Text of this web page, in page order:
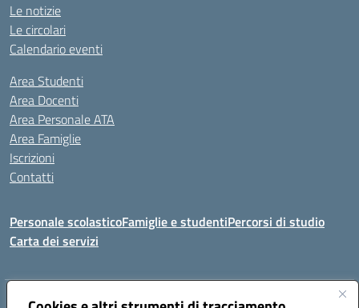
Le notizie
Le circolari
Calendario eventi
Area Studenti
Area Docenti
Area Personale ATA
Area Famiglie
Iscrizioni
Contatti
Personale scolasticoFamiglie e studentiPercorsi di studio
Carta dei servizi
Indirizzo:Via Medaglie d'Oro, 27 – 81100 Caserta